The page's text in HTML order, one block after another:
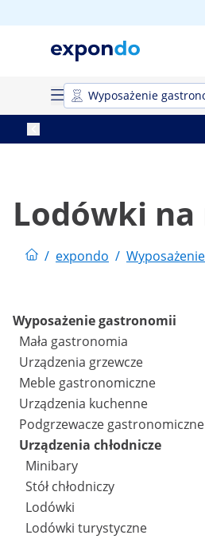
Wyposażenie
Lodówki na
/ expondo /
Wyposażenie gastronomii
Mała gastronomia
Urządzenia grzewcze
Meble gastronomiczne
Urządzenia kuchenne
Podgrzewacze gastronomiczne
Urządzenia chłodnicze
Minibary
Stół chłodniczy
Lodówki
Lodówki turystyczne